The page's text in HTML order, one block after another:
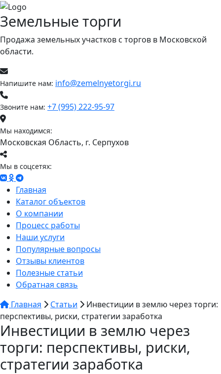
Земельные торги
Продажа земельных участков c торгов в Московской
области.
Напишите нам: info@zemelnyetorgi.ru
Звоните нам: +7 (995) 222-95-97
Мы находимся:
Московская Область, г. Серпухов
Мы в соцсетях:
Главная
Каталог объектов
О компании
Процесс работы
Наши услуги
Популярные вопросы
Отзывы клиентов
Полезные статьи
Обратная связь
Главная
Статьи
Инвестиции в землю через торги:
перспективы, риски, стратегии заработка
Инвестиции в землю через
торги: перспективы, риски,
стратегии заработка